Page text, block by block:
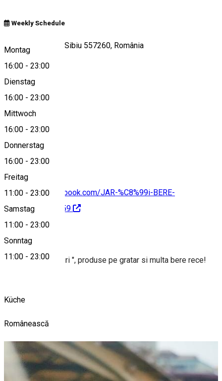
Weekly Schedule
Montag
16:00 - 23:00
Dienstag
16:00 - 23:00
Mittwoch
16:00 - 23:00
Donnerstag
16:00 - 23:00
Freitag
11:00 - 23:00
Samstag
11:00 - 23:00
Sonntag
11:00 - 23:00
Strada Luptei 30, Sibiu 557260, România
View on map
https://www.facebook.com/JAR-%C8%99i-BERE-
103295339044259
About
"Mici ca pe vremuri ", produse pe gratar si multa bere rece!
Küche
Românească